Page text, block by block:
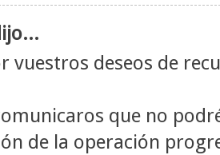
vuestros deseos de
que no
de la operación